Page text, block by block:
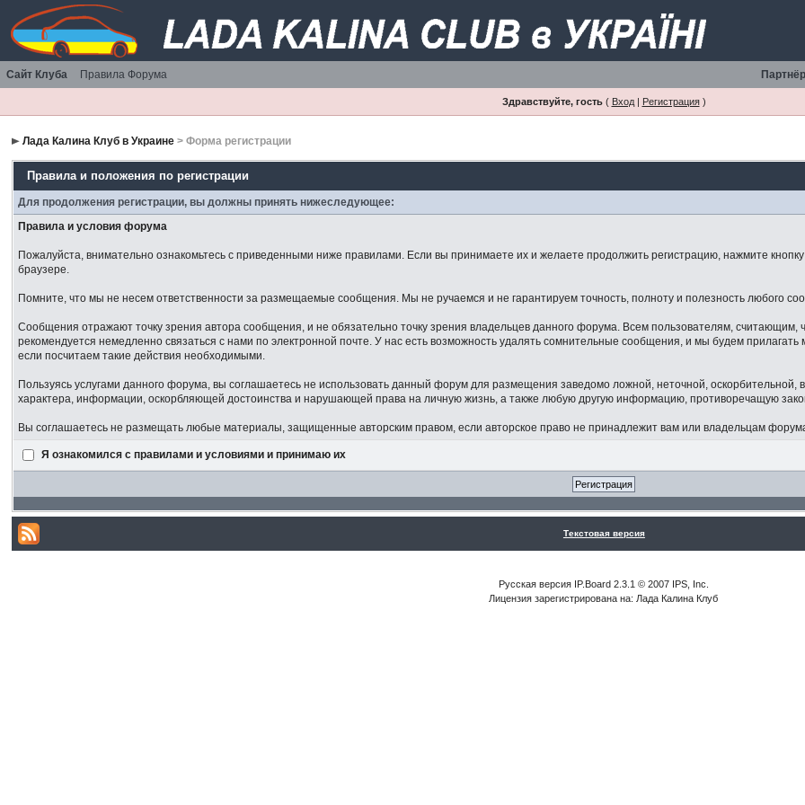
Сайт Клуба Правила Форума
Здравствуйте, гость( Вход| Регистрация)
Лада Калина Клуб в Украине > Форма регистрации
Правила и положения по регистрации
Для продолжения регистрации, вы должны принять нижеследующее:
Правила и условия форума
Пожалуйста, внимательно ознакомьтесь с приведенными ниже правилами. Если вы принимаете их и желаете продолжить регистрацию, нажмите
браузере.
Помните, что мы не несем ответственности за размещаемые сообщения. Мы не ручаемся и не гарантируем точность, полноту и полезность любого
Сообщения отражают точку зрения автора сообщения, и не обязательно точку зрения владельцев данного форума. Всем пользователям,
рекомендуется немедленно связаться с нами по электронной почте. У нас есть возможность удалять сомнительные сообщения, и мы будем
если посчитаем такие действия необходимыми.
Пользуясь услугами данного форума, вы соглашаетесь не использовать данный форум для размещения заведомо ложной, неточной,
характера, информации, оскорбляющей достоинства и нарушающей права на личную жизнь, а также любую другую информацию, противоречащую
Вы соглашаетесь не размещать любые материалы, защищенные авторским правом, если авторское право не принадлежит вам или владельцам
Я ознакомился с правилами и условиями и принимаю их
Текстовая версия
Русская версия IP.Board 2.3.1 © 2007 IPS, Inc.
Лицензия зарегистрирована на: Лада Калина Клуб